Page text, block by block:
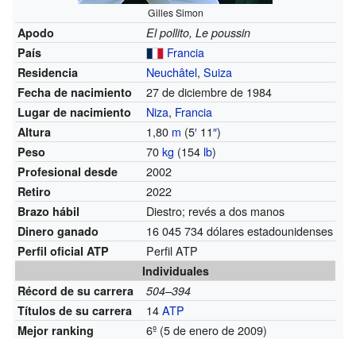
Gilles Simon
Apodo
El pollito, Le poussin
País
Francia
Residencia Neuchâtel,Suiza
Fecha de nacimiento 27 de diciembre de 1984
Lugar de nacimiento Niza, Francia
Altura 1,80 m (5′ 11″)
Peso 70kg (154 lb)
Profesional desde 2002
Retiro 2022
Brazo hábil Diestro; revés a dos manos
Dinero ganado 16 045 734 dólares estadounidenses
Perfil oficial ATP Perfil ATP
Individuales
Récord de su carrera
504–394
Títulos de su carrera
14ATP
Mejor ranking 6º (5 de enero de 2009)